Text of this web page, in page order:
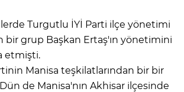
Turgutlu İYİ Parti ilçe yönetimi
bir grup Başkan Ertaş'ın yönetimini
etmişti.
Manisa teşkilatlarından bir bir
de Manisa'nın Akhisar ilçesinde